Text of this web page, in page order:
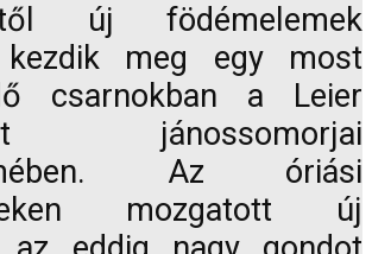
új födémelemek
kezdik meg egy most
csarnokban a Leier
jánossomorjai
Az óriási
mozgatott új